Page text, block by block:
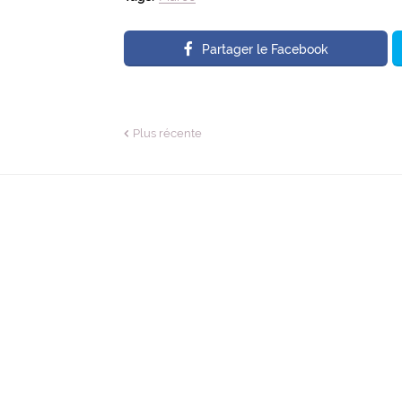
Partager le Facebook
Plus récente